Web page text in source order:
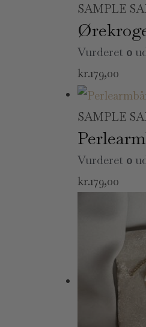
SAMPLE
Vurderet 0
kr.179,00
SAMPLE
Vurderet 0
kr.179,00